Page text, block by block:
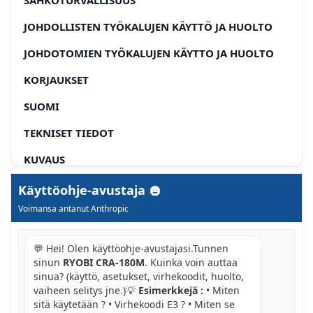
JOHDOLLISTEN TYÖKALUJEN KÄYTTÖ JA HUOLTO
JOHDOTOMIEN TYÖKALUJEN KÄYTTO JA HUOLTO
KORJAUKSET
SUOMI
TEKNISET TIEDOT
KUVAUS
KAYTTO
VAROITUS
AKUN (EI TOIMITETA) ASENTAMINEN (KUVA 2)
AKUN (EI TOIMITETA) IRROTTAMINEN (KUVA 2)
Käyttöohje-avustaja
Voimansa antanut Anthropic
💬 Hei! Olen käyttöohje-avustajasi.Tunnen
sinun RYOBI CRA-180M. Kuinka voin auttaa
sinua? (käyttö, asetukset, virhekoodit, huolto,
vaiheen selitys jne.)💡 Esimerkkejä : • Miten
sitä käytetään ? • Virhekoodi E3 ? • Miten se